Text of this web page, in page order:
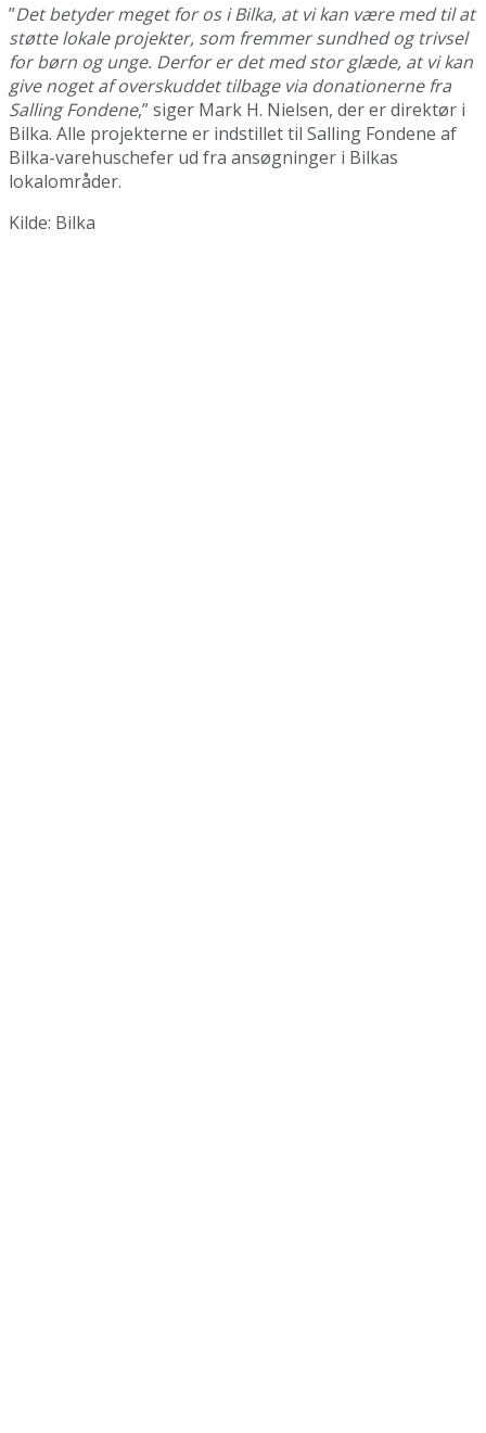
”Det betyder meget for os i Bilka, at vi kan være med til at
støtte lokale projekter, som fremmer sundhed og trivsel
for børn og unge. Derfor er det med stor glæde, at vi kan
give noget af overskuddet tilbage via donationerne fra
Salling Fondene,” siger Mark H. Nielsen, der er direktør i
Bilka. Alle projekterne er indstillet til Salling Fondene af
Bilka-varehuschefer ud fra ansøgninger i Bilkas
lokalområder.
Kilde: Bilka